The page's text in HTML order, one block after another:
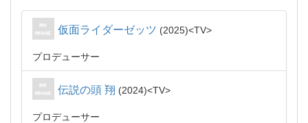
仮面ライダーゼッツ 2025 TV
プロデューサー
伝説の頭 翔 2024 TV
プロデューサー